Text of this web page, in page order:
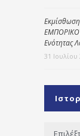
Εκμίσθωση
Ενότητας
31 Ιουλίου
Ιστορικό